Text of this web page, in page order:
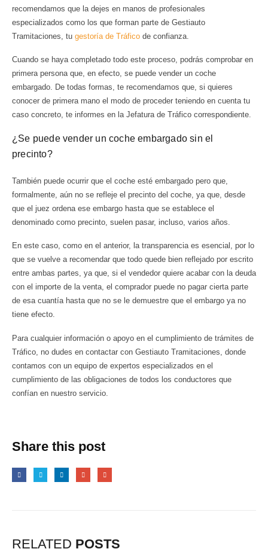
recomendamos que la dejes en manos de profesionales
especializados como los que forman parte de Gestiauto
Tramitaciones, tu gestoría de Tráfico de confianza.
Cuando se haya completado todo este proceso, podrás comprobar en
primera persona que, en efecto, se puede vender un coche
embargado. De todas formas, te recomendamos que, si quieres
conocer de primera mano el modo de proceder teniendo en cuenta tu
caso concreto, te informes en la Jefatura de Tráfico correspondiente.
¿Se puede vender un coche embargado sin el
precinto?
También puede ocurrir que el coche esté embargado pero que,
formalmente, aún no se refleje el precinto del coche, ya que, desde
que el juez ordena ese embargo hasta que se establece el
denominado como precinto, suelen pasar, incluso, varios años.
En este caso, como en el anterior, la transparencia es esencial, por lo
que se vuelve a recomendar que todo quede bien reflejado por escrito
entre ambas partes, ya que, si el vendedor quiere acabar con la deuda
con el importe de la venta, el comprador puede no pagar cierta parte
de esa cuantía hasta que no se le demuestre que el embargo ya no
tiene efecto.
Para cualquier información o apoyo en el cumplimiento de trámites de
Tráfico, no dudes en contactar con Gestiauto Tramitaciones, donde
contamos con un equipo de expertos especializados en el
cumplimiento de las obligaciones de todos los conductores que
confían en nuestro servicio.
Share this post
RELATED POSTS